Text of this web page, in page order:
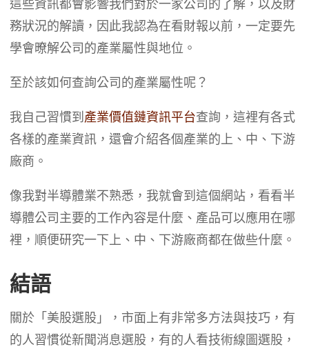
這些資訊都會影響我們對於一家公司的了解，以及財
務狀況的解讀，因此我認為在看財報以前，一定要先
學會暸解公司的產業屬性與地位。
至於該如何查詢公司的產業屬性呢？
我自己習慣到 產業價值鏈資訊平台查詢，這裡有各式
各樣的產業資訊，還會介紹各個產業的上、中、下游
廠商。
像我對半導體業不熟悉，我就會到這個網站，看看半
導體公司主要的工作內容是什麼、產品可以應用在哪
裡，順便研究一下上、中、下游廠商都在做些什麼。
結語
關於「美股選股」，市面上有非常多方法與技巧，有
的人習慣從新聞消息選股，有的人看技術線圖選股，